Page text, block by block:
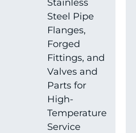
Stainless
Steel Pipe
Flanges,
Forged
Fittings, and
Valves and
Parts for
High-
Temperature
Service